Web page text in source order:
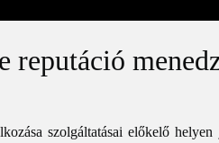
szolgáltatásai előkelő helyen